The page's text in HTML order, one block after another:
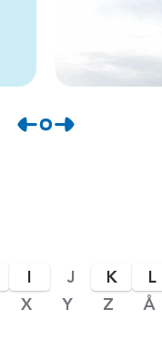
J K L
X Y Z Å